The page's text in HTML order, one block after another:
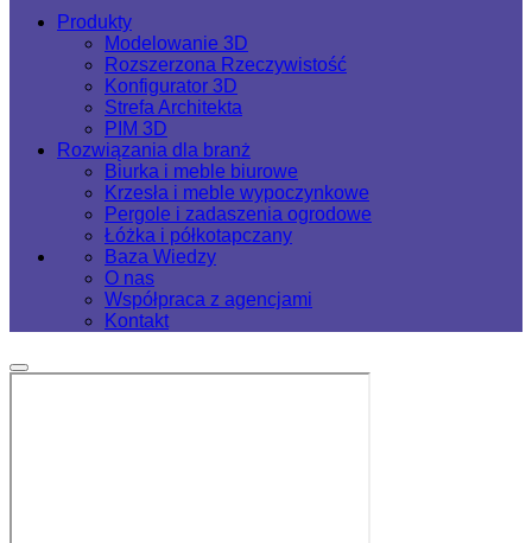
Produkty
Modelowanie 3D
Rozszerzona Rzeczywistość
Konfigurator 3D
Strefa Architekta
PIM 3D
Rozwiązania dla branż
Biurka i meble biurowe
Krzesła i meble wypoczynkowe
Pergole i zadaszenia ogrodowe
Łóżka i półkotapczany
Baza Wiedzy
O nas
Współpraca z agencjami
Kontakt